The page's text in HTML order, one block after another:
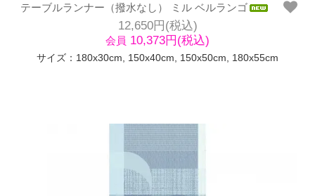
テーブルランナー（撥水なし） ミル ベルランゴ
12,650円(税込)
会員 10,373円(税込)
サイズ：180x30cm, 150x40cm, 150x50cm, 180x55cm